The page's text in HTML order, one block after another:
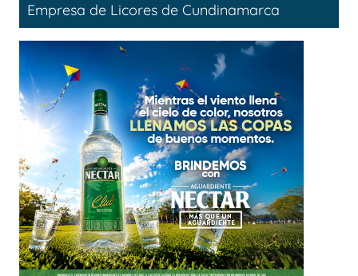
Empresa de Licores de Cundinamarca